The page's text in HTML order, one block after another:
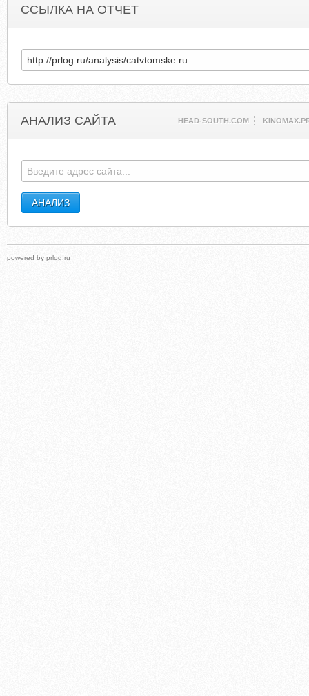
ССЫЛКА НА ОТЧЕТ
АНАЛИЗ САЙТА HEAD-SOUTH.COM
powered by prlog.ru